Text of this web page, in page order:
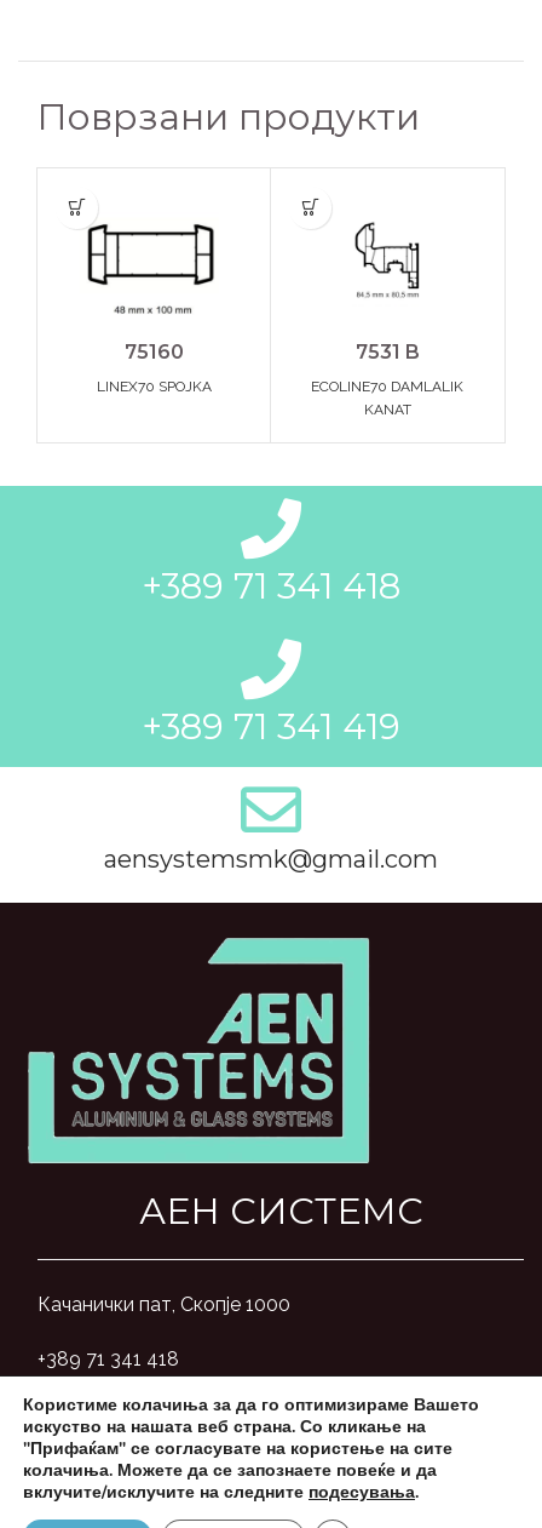
Поврзани продукти
75160
LINEX70 SPOJKA
7531 B
ECOLINE70 DAMLALIK
KANAT
+389 71 341 418
+389 71 341 419
aensystemsmk@gmail.com
АЕН СИСТЕМС
Качанички пат, Скопје 1000
+389 71 341 418
aensystemsmk@gmail.com
Користиме колачиња за да го оптимизираме Вашето
искуство на нашата веб страна. Со кликање на
"Прифаќам" се согласувате на користење на сите
колачиња. Можете да се запознаете повеќе и да
вклучите/исклучите на следните подесувања.